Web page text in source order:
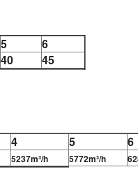
5
6
40 45
4 5 6
5237m³/h 5772m³/h